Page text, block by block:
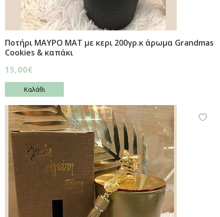
Ποτήρι ΜΑΥΡΟ ΜΑΤ με κερι 200γρ.κ άρωμα Grandmas
Cookies & καπάκι
15,00€
Καλάθι